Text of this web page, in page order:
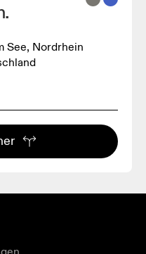
See, Nordrhein